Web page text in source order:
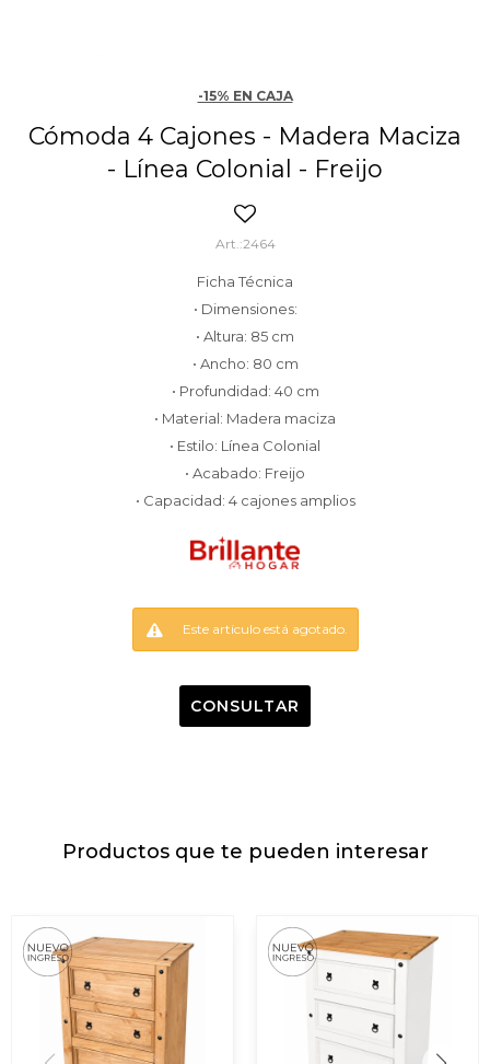
-15% EN CAJA
Cómoda 4 Cajones - Madera Maciza
- Línea Colonial - Freijo
2464
Ficha Técnica
• Dimensiones:
• Altura: 85 cm
• Ancho: 80 cm
• Profundidad: 40 cm
• Material: Madera maciza
• Estilo: Línea Colonial
• Acabado: Freijo
• Capacidad: 4 cajones amplios
Este artículo está agotado.
CONSULTAR
Productos que te pueden interesar